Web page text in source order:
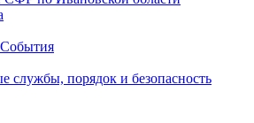
службы, порядок и безопасность